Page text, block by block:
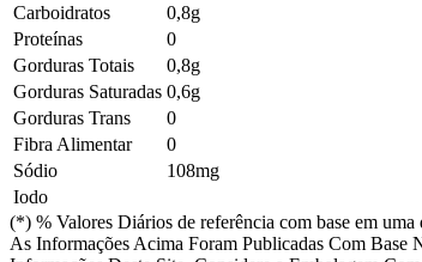
Carboidratos
0,8g
Proteínas
0
Gorduras Totais
0,8g
Gorduras Saturadas 0,6g
Gorduras Trans
0
Fibra Alimentar
0
Sódio
108mg
Iodo
(*) % Valores Diários de referência com base em
As Informações Acima Foram Publicadas Com Base